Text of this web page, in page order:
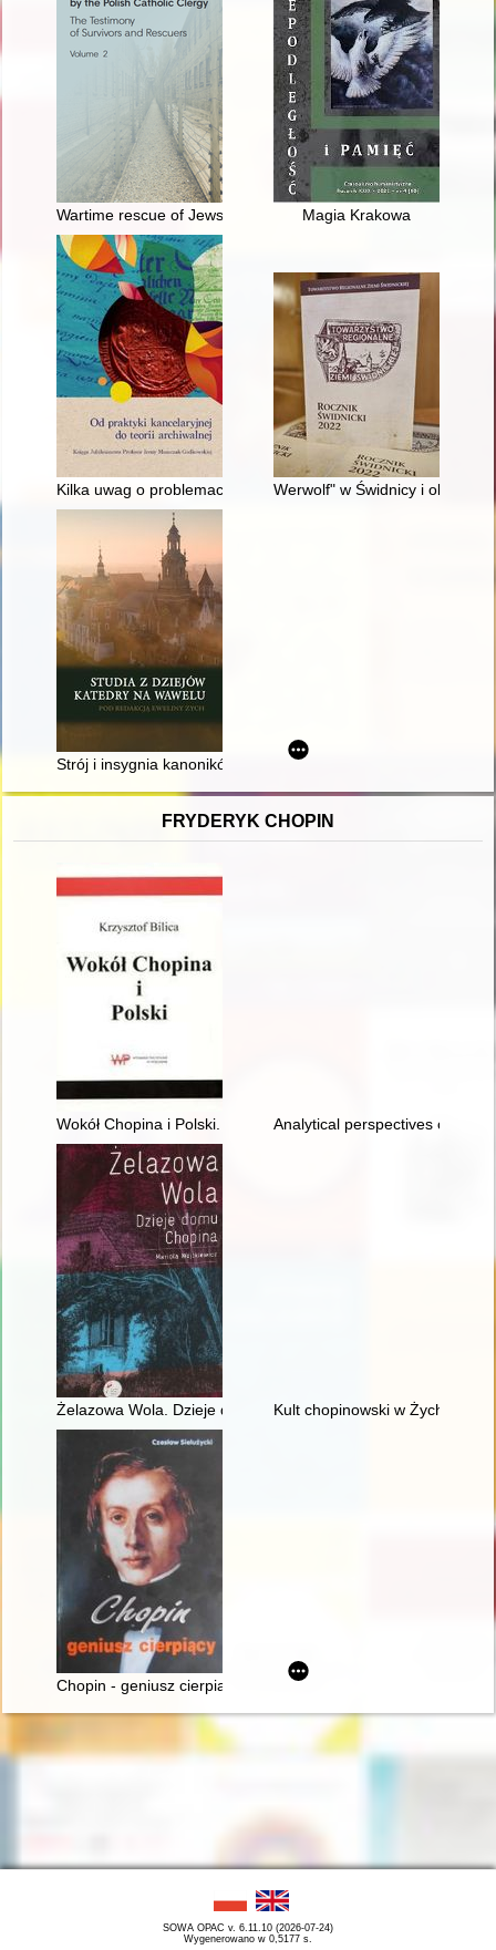
Wartime rescue of Jews by the Polish catholic clergy : the
Magia Krakowa
Kilka uwag o problemach odbudowy i działalności
Werwolf" w Świdnicy i okolicy
Strój i insygnia kanoników kapitulnych archidiecezji krakowskiej
FRYDERYK CHOPIN
Wokół Chopina i Polski. Siedem szkicówAnalytical perspectives on the
Żelazowa Wola. Dzieje domu ChopinaKult chopinowski w Żychlinie
Chopin - geniusz cierpiący
SOWA OPAC v. 6.11.10 (2026-07-24)
Wygenerowano w 0,5177 s.